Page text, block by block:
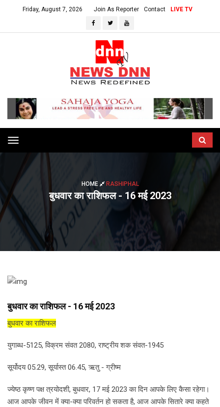
Friday, August 7, 2026 Join As Reporter Contact LIVE TV
Toggle
navigation
HOME RASHIPHAL
बुधवार का राशिफल - 16 मई 2023
बुधवार का राशिफल - 16 मई 2023
बुधवार का राशिफल
युगाब्ध-5125, विक्रम संवत 2080, राष्ट्रीय शक संवत-1945
सूर्योदय 05.29, सूर्यास्त 06.45, ऋतु - ग्रीष्म
ज्येष्ठ कृष्ण पक्ष त्रयोदशी, बुधवार, 17 मई 2023 का दिन आपके लिए कैसा रहेगा।
आज आपके जीवन में क्या-क्या परिवर्तन हो सकता है, आज आपके सितारे क्या कहते